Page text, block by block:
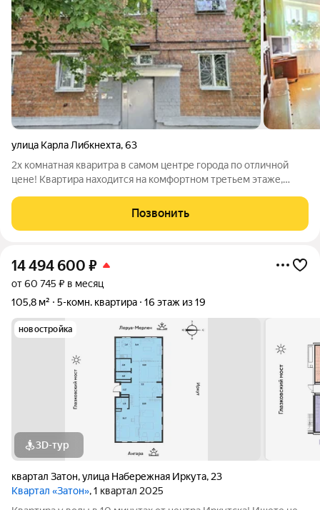
улица Карла Либкнехта,63
2х комнатная кваритра в самом центре города по отличной
цене! Квартира находится на комфортном третьем этаже,
чистые после ремонта, двор тихий, ухоженный. Соседи все
приятные доброжелательные люди.
Позвонить
14 494 600 ₽
от 60 745 ₽ в месяц
105,8 м²
5-комн. квартира 16 этаж из 19
новостройка
3D-тур
квартал Затон,улица Набережная Иркута, 23
Квартал «Затон», 1 квартал 2025